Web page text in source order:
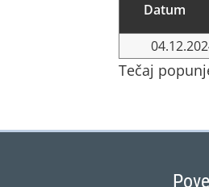
Datum
Tečaj